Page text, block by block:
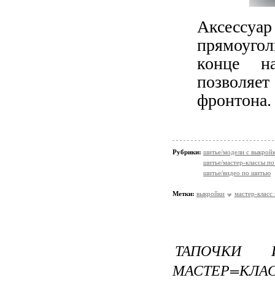
конце
фронтона.
Рубрики: шитье/модели с
шитье/мастер-классы
шитье/видео по шитью
Метки: выкройки мастер-